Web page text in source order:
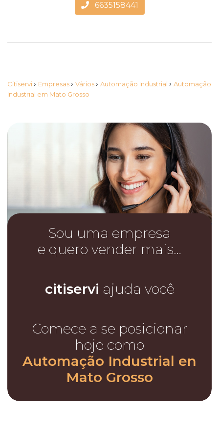
6635158441
Citiservi › Empresas › Vários › Automação Industrial › Automação
Industrial em Mato Grosso
Sou uma empresa
e quero vender mais…
citiservi ajuda você
Comece a se posicionar
hoje como
Automação Industrial en
Mato Grosso